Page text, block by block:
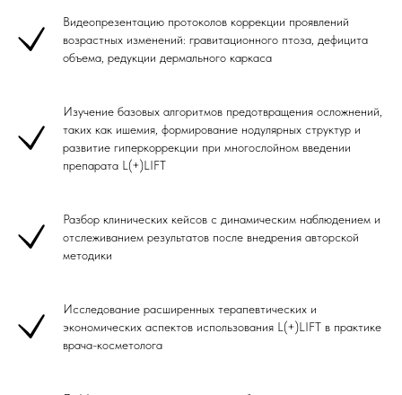
Видеопрезентацию протоколов коррекции проявлений
возрастных изменений: гравитационного птоза, дефицита
объема, редукции дермального каркаса
Изучение базовых алгоритмов предотвращения осложнений,
таких как ишемия, формирование нодулярных структур и
развитие гиперкоррекции при многослойном введении
препарата L(+)LIFT
Разбор клинических кейсов с динамическим наблюдением и
отслеживанием результатов после внедрения авторской
методики
Исследование расширенных терапевтических и
экономических аспектов использования L(+)LIFT в практике
врача-косметолога